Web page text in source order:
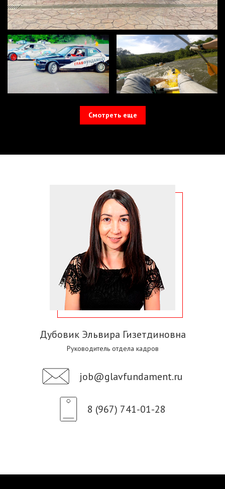
Смотреть еще
Дубовик Эльвира Гизетдиновна
Руководитель отдела кадров
job@glavfundament.ru
8 (967) 741-01-28